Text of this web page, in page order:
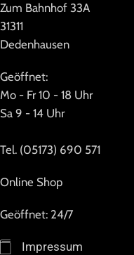
Zum Bahnhof 33A
31311
Dedenhausen
Geöffnet:
Mo - Fr 10 - 18 Uhr
Sa 9 - 14 Uhr
Tel. (05173) 690 571
Online Shop
Geöffnet: 24/7
Impressum